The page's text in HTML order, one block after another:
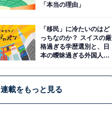
「本当の理由」
「移民」に冷たいのはど
っちなのか？ スイスの厳
格過ぎる学歴選別と、日
本の曖昧過ぎる外国人政
連載をもっと見る